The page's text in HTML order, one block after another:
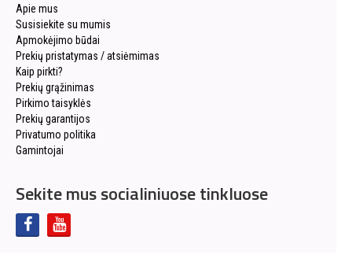
Apie mus
Susisiekite su mumis
Apmokėjimo būdai
Prekių pristatymas / atsiėmimas
Kaip pirkti?
Prekių grąžinimas
Pirkimo taisyklės
Prekių garantijos
Privatumo politika
Gamintojai
Sekite mus socialiniuose tinkluose